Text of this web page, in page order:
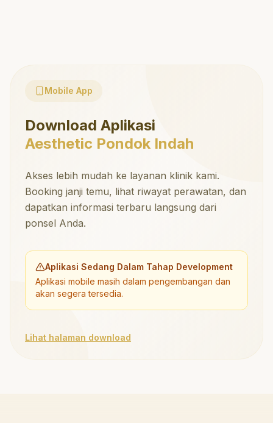
Mobile App
Download Aplikasi
Aesthetic Pondok Indah
Akses lebih mudah ke layanan klinik kami.
Booking janji temu, lihat riwayat perawatan, dan
dapatkan informasi terbaru langsung dari
ponsel Anda.
Aplikasi Sedang Dalam Tahap Development
Aplikasi mobile masih dalam pengembangan dan
akan segera tersedia.
Lihat halaman download